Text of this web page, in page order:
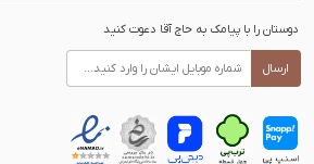
دوستان را با پیامک به حاج آقا دعوت کنید
ارسال